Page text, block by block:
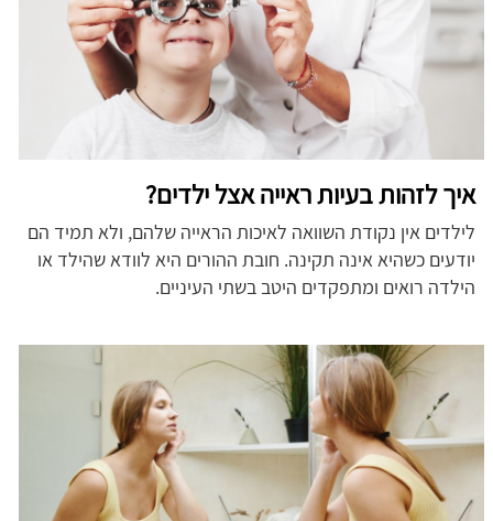
איך לזהות בעיות ראייה אצל ילדים?
לילדים אין נקודת השוואה לאיכות הראייה שלהם, ולא תמיד הם
יודעים כשהיא אינה תקינה. חובת ההורים היא לוודא שהילד או
הילדה רואים ומתפקדים היטב בשתי העיניים.